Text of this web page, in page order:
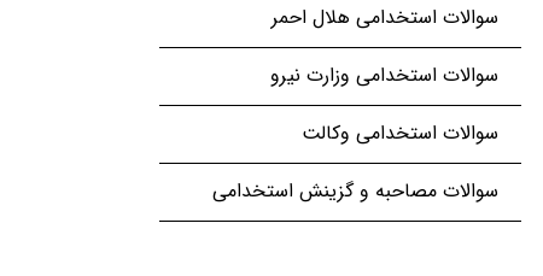
سوالات استخدامی هلال احمر
سوالات استخدامی وزارت نیرو
سوالات استخدامی وکالت
سوالات مصاحبه و گزینش استخدامی